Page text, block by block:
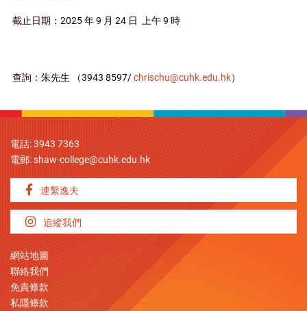
截止日期：2025 年 9 月 24 日 上午 9 時
查詢：朱先生 （3943 8597/chrischu@cuhk.edu.hk）
電話: 3943 7363
電郵:shaw-college@cuhk.edu.hk
連繫逸夫
追縱我們
網站地圖
聯絡我們
免責條款
私隱條款